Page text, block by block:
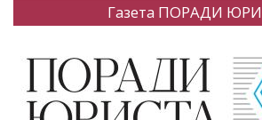
Газета ПОРАДИ